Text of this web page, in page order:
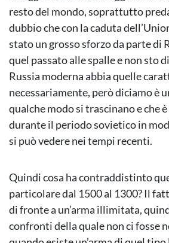
resto del mondo, soprattutto
dubbio che con la caduta
stato un grosso sforzo da parte di
quel passato alle spalle e non sto
Russia moderna abbia quelle
necessariamente, però diciamo è
qualche modo si trascinano e che
durante il periodo sovietico in
si può vedere nei tempi recenti.
Quindi cosa ha contraddistinto
particolare dal 1500 al 1300? Il
di fronte a un’arma illimitata,
confronti della quale non ci fosse